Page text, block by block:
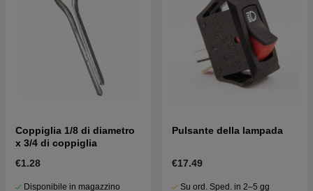
Coppiglia 1/8 di diametro
x 3/4 di coppiglia
€1.28
Disponibile in magazzino
Pulsante della lampada
€17.49
Su ord. Sped. in 2–5 gg